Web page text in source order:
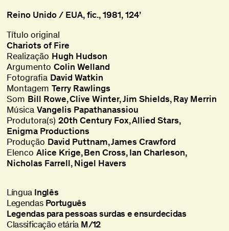
Reino Unido / EUA, fic., 1981, 124’
Título original
Chariots of Fire
Realização Hugh Hudson
Argumento Colin Welland
Fotografia David Watkin
Montagem Terry Rawlings
Som Bill Rowe Clive Winter Jim Shields Ray Merrin
Música Vangelis Papathanassiou
Produtora(s) 20th Century Fox Allied Stars
Enigma Productions
Produção David Puttnam James Crawford
Elenco Alice Krige Ben Cross Ian Charleson
Nicholas Farrell Nigel Havers
Língua Inglês
Legendas Português
Legendas para pessoas surdas e ensurdecidas
Classificação etária M/12